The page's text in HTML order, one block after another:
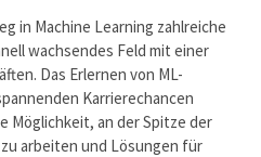
in Machine Learning zahlreiche
wachsendes Feld mit einer
Das Erlernen von ML-
Karrierechancen
Möglichkeit, an der Spitze der
arbeiten und Lösungen für